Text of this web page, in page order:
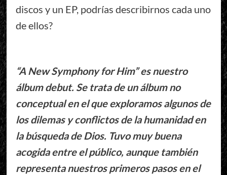
discos y un EP, podrías describirnos cada uno
de ellos?
“A New Symphony for Him” es nuestro
álbum debut. Se trata de un álbum no
conceptual en el que exploramos algunos de
los dilemas y conflictos de la humanidad en
la búsqueda de Dios. Tuvo muy buena
acogida entre el público, aunque también
representa nuestros primeros pasos en el